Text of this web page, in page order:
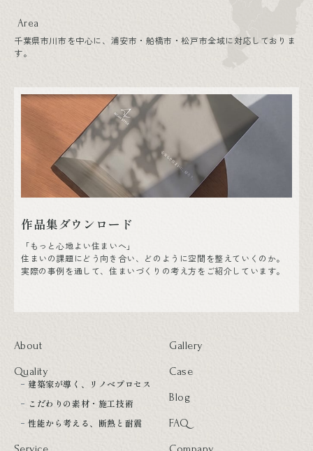
Area
千葉県市川市を中心に、浦安市・船橋市・松戸市全域に対応しておりま
す。
作品集ダウンロード
「もっと心地よい住まいへ」
住まいの課題にどう向き合い、どのように空間を整えていくのか。
実際の事例を通して、住まいづくりの考え方をご紹介しています。
About
Quality
建築家が導く、リノベプロセス
こだわりの素材・施工技術
性能から考える、断熱と耐震
Gallery
Case
Blog
FAQ